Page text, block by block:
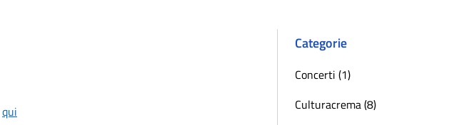
qui
Categorie
Concerti (1)
Culturacrema (8)